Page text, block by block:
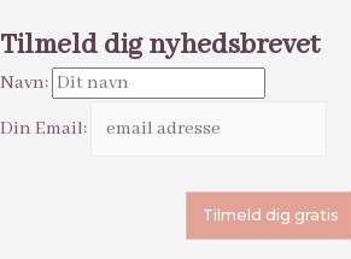
Tilmeld dig nyhedsbrevet
Navn:
Din Email: